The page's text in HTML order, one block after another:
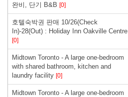
완비, 단기 B&B [0]
호텔숙박권 판매 10/26(Check
In)-28(Out) : Holiday Inn Oakville Centre
[0]
Midtown Toronto - A large one-bedroom
with shared bathroom, kitchen and
laundry facility [0]
Midtown Toronto - A large one-bedroom